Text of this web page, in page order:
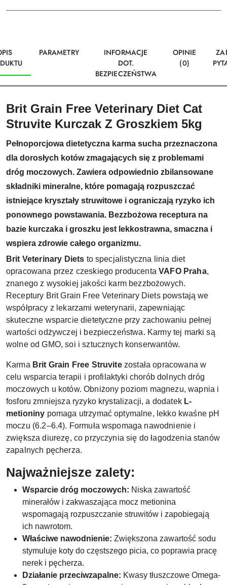
PARAMETRY
INFORMACJE
DOT.
BEZPIECZEŃSTWA
OPINIE
(0)
Brit Grain Free Veterinary Diet Cat
Struvite Kurczak Z Groszkiem 5kg
Pełnoporcjowa dietetyczna karma sucha przeznaczona
dla dorosłych kotów zmagających się z problemami
dróg moczowych. Zawiera odpowiednio zbilansowane
składniki mineralne, które pomagają rozpuszczać
istniejące kryształy struwitowe i ograniczają ryzyko ich
ponownego powstawania. Bezzbożowa receptura na
bazie kurczaka i groszku jest lekkostrawna, smaczna i
wspiera zdrowie całego organizmu.
Brit Veterinary Diets to specjalistyczna linia diet
opracowana przez czeskiego producentaVAFO Praha,
znanego z wysokiej jakości karm bezzbożowych.
Receptury Brit Grain Free Veterinary Diets powstają we
współpracy z lekarzami weterynarii, zapewniając
skuteczne wsparcie dietetyczne przy zachowaniu pełnej
wartości odżywczej i bezpieczeństwa. Karmy tej marki są
wolne od GMO, soi i sztucznych konserwantów.
Karma Brit Grain Free Struvitezostała opracowana w
celu wsparcia terapii i profilaktyki chorób dolnych dróg
moczowych u kotów. Obniżony poziom magnezu, wapnia i
fosforu zmniejsza ryzyko krystalizacji, a dodatek L-
metioniny pomaga utrzymać optymalne, lekko kwaśne pH
moczu (6.2–6.4). Formuła wspomaga nawodnienie i
zwiększa diurezę, co przyczynia się do łagodzenia stanów
zapalnych pęcherza.
Najważniejsze zalety:
Wsparcie dróg moczowych: Niska zawartość
minerałów i zakwaszająca mocz metionina
wspomagają rozpuszczanie struwitów i zapobiegają
ich nawrotom.
Właściwe nawodnienie: Zwiększona zawartość sodu
stymuluje koty do częstszego picia, co poprawia pracę
nerek i pęcherza.
Działanie przeciwzapalne: Kwasy tłuszczowe Omega-